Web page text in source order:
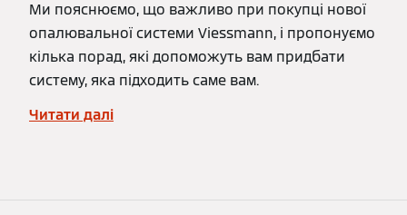
Ми пояснюємо, що важливо при покупці нової
опалювальної системи Viessmann, і пропонуємо
кілька порад, які допоможуть вам придбати
систему, яка підходить саме вам.
Читати далі